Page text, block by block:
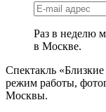
Раз в неделю
в Москве.
Спектакль
режим работы,
Москвы.